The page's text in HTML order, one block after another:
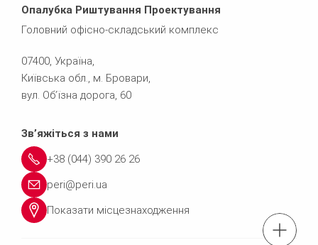
Тел.:
Опалубка Риштування Проектування
Головний офісно-складський комплекс
07400, Україна,
Київська обл., м. Бровари,
вул. Об’їзна дорога, 60
Зв’яжіться з нами
+38 (044) 390 26 26
peri@peri.ua
Показати місцезнаходження